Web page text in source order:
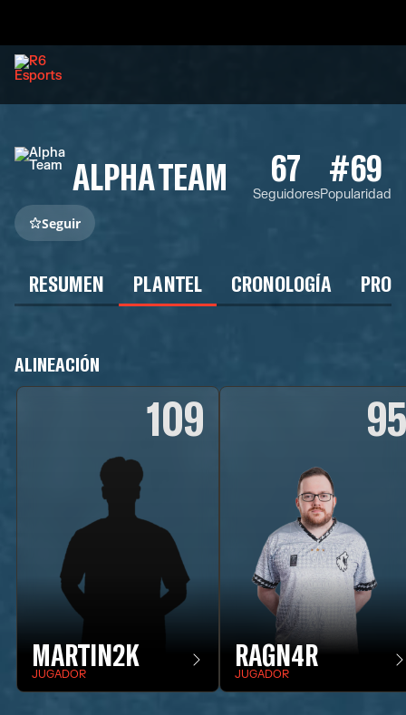
ALPHA TEAM 67
Seguidores
#69
Popularidad
Seguir
RESUMEN PLANTEL CRONOLOGÍA
ALINEACIÓN
109
MARTIN2K
JUGADOR
95
RAGN4R
JUGADOR